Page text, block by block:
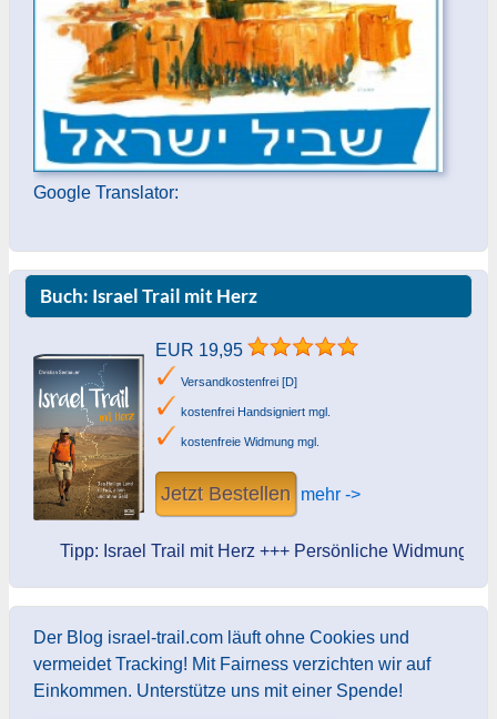
Google Translator:
Buch: Israel Trail mit Herz
EUR 19,95
Versandkostenfrei [D]
kostenfrei Handsigniert mgl.
kostenfreie Widmung mgl.
Jetzt Bestellen mehr ->
Tipp: Israel Trail mit Herz +++ Persönliche Widmung des
Der Blog israel-trail.com läuft ohne Cookies und
vermeidet Tracking! Mit Fairness verzichten wir auf
Einkommen. Unterstütze uns mit einer Spende!